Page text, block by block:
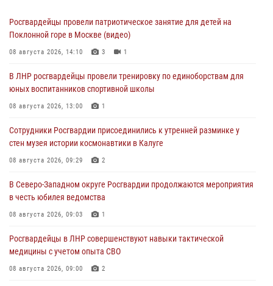
Росгвардейцы провели патриотическое занятие для детей на
Поклонной горе в Москве (видео)
08 августа 2026, 14:10 3 1
В ЛНР росгвардейцы провели тренировку по единоборствам для
юных воспитанников спортивной школы
08 августа 2026, 13:00 1
Сотрудники Росгвардии присоединились к утренней разминке у
стен музея истории космонавтики в Калуге
08 августа 2026, 09:29 2
В Северо-Западном округе Росгвардии продолжаются мероприятия
в честь юбилея ведомства
08 августа 2026, 09:03 1
Росгвардейцы в ЛНР совершенствуют навыки тактической
медицины с учетом опыта СВО
08 августа 2026, 09:00 2